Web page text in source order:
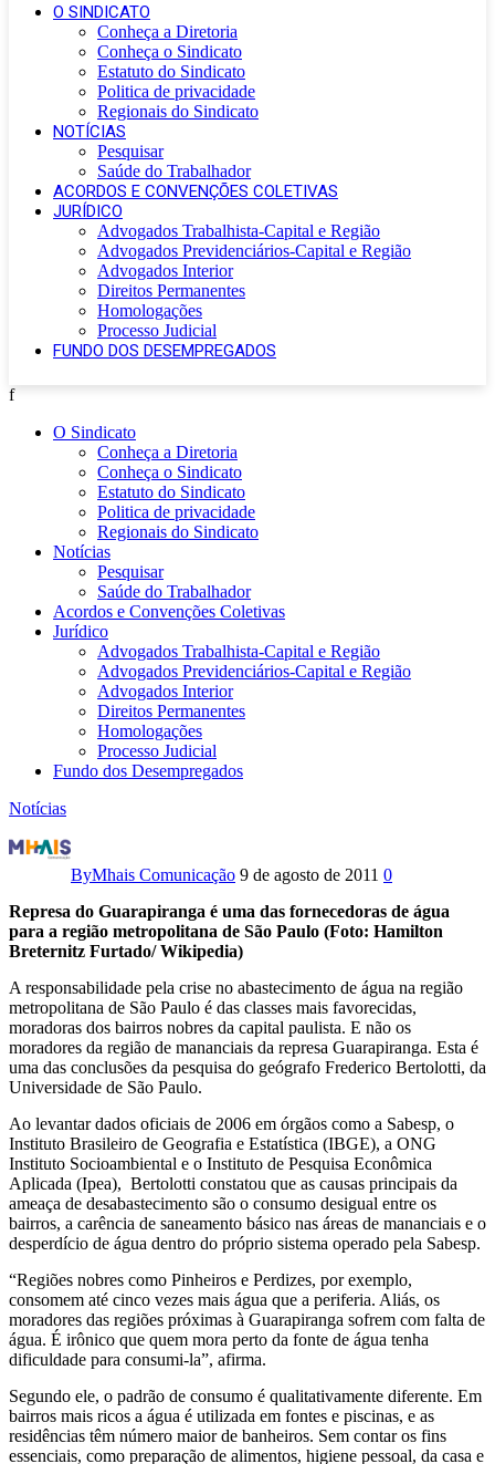
O SINDICATO
Conheça a Diretoria
Conheça o Sindicato
Estatuto do Sindicato
Politica de privacidade
Regionais do Sindicato
NOTÍCIAS
Pesquisar
Saúde do Trabalhador
ACORDOS E CONVENÇÕES COLETIVAS
JURÍDICO
Advogados Trabalhista-Capital e Região
Advogados Previdenciários-Capital e Região
Advogados Interior
Direitos Permanentes
Homologações
Processo Judicial
FUNDO DOS DESEMPREGADOS
f
O Sindicato
Conheça a Diretoria
Conheça o Sindicato
Estatuto do Sindicato
Politica de privacidade
Regionais do Sindicato
Notícias
Pesquisar
Saúde do Trabalhador
Acordos e Convenções Coletivas
Jurídico
Advogados Trabalhista-Capital e Região
Advogados Previdenciários-Capital e Região
Advogados Interior
Direitos Permanentes
Homologações
Processo Judicial
Fundo dos Desempregados
Notícias
Acesso
água
na
Grande
São
Paulo
é
desigual
entre
ricos
e
pobres
ByMhais Comunicação 9 de agosto de 2011 0
Represa do Guarapiranga é uma das fornecedoras de água
para a região metropolitana de São Paulo (Foto: Hamilton
Breternitz Furtado/ Wikipedia)
A responsabilidade pela crise no abastecimento de água na região
metropolitana de São Paulo é das classes mais favorecidas,
moradoras dos bairros nobres da capital paulista. E não os
moradores da região de mananciais da represa Guarapiranga. Esta é
uma das conclusões da pesquisa do geógrafo Frederico Bertolotti, da
Universidade de São Paulo.
Ao levantar dados oficiais de 2006 em órgãos como a Sabesp, o
Instituto Brasileiro de Geografia e Estatística (IBGE), a ONG
Instituto Socioambiental e o Instituto de Pesquisa Econômica
Aplicada (Ipea), Bertolotti constatou que as causas principais da
ameaça de desabastecimento são o consumo desigual entre os
bairros, a carência de saneamento básico nas áreas de mananciais e o
desperdício de água dentro do próprio sistema operado pela Sabesp.
“Regiões nobres como Pinheiros e Perdizes, por exemplo,
consomem até cinco vezes mais água que a periferia. Aliás, os
moradores das regiões próximas à Guarapiranga sofrem com falta de
água. É irônico que quem mora perto da fonte de água tenha
dificuldade para consumi-la”, afirma.
Segundo ele, o padrão de consumo é qualitativamente diferente. Em
bairros mais ricos a água é utilizada em fontes e piscinas, e as
residências têm número maior de banheiros. Sem contar os fins
essenciais, como preparação de alimentos, higiene pessoal, da casa e